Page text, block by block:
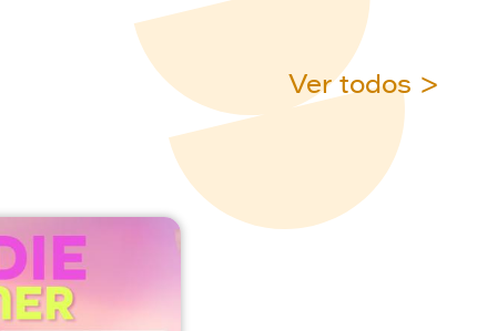
Ver todos >